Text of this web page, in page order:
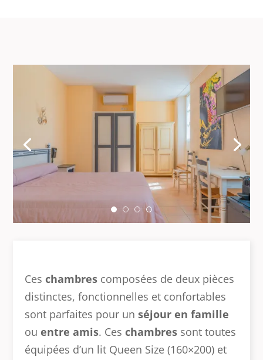
Ces chambres composées de deux pièces
distinctes, fonctionnelles et confortables
sont parfaites pour unséjour en famille
ou entre amis. Ces chambres sont toutes
équipées d’un lit Queen Size (160×200) et